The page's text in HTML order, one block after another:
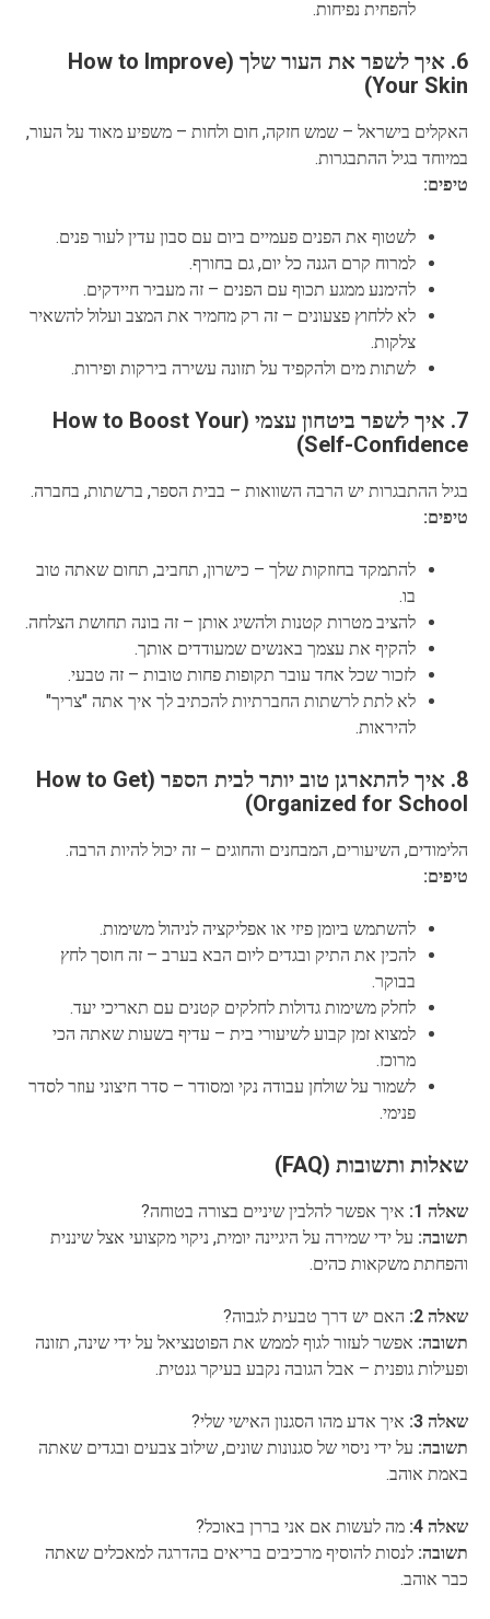
להפחית נפיחות.
6. איך לשפר את העור שלך (How to Improve
Your Skin)
האקלים בישראל – שמש חזקה, חום ולחות – משפיע מאוד על העור,
במיוחד בגיל ההתבגרות.
טיפים:
לשטוף את הפנים פעמיים ביום עם סבון עדין לעור פנים.
למרוח קרם הגנה כל יום, גם בחורף.
להימנע ממגע תכוף עם הפנים – זה מעביר חיידקים.
לא ללחוץ פצעונים – זה רק מחמיר את המצב ועלול להשאיר
צלקות.
לשתות מים ולהקפיד על תזונה עשירה בירקות ופירות.
7. איך לשפר ביטחון עצמי (How to Boost Your
Self-Confidence)
בגיל ההתבגרות יש הרבה השוואות – בבית הספר, ברשתות, בחברה.
טיפים:
להתמקד בחוזקות שלך – כישרון, תחביב, תחום שאתה טוב
בו.
להציב מטרות קטנות ולהשיג אותן – זה בונה תחושת הצלחה.
להקיף את עצמך באנשים שמעודדים אותך.
לזכור שכל אחד עובר תקופות פחות טובות – זה טבעי.
לא לתת לרשתות החברתיות להכתיב לך איך אתה "צריך"
להיראות.
8. איך להתארגן טוב יותר לבית הספר (How to Get
Organized for School)
הלימודים, השיעורים, המבחנים והחוגים – זה יכול להיות הרבה.
טיפים:
להשתמש ביומן פיזי או אפליקציה לניהול משימות.
להכין את התיק ובגדים ליום הבא בערב – זה חוסך לחץ
בבוקר.
לחלק משימות גדולות לחלקים קטנים עם תאריכי יעד.
למצוא זמן קבוע לשיעורי בית – עדיף בשעות שאתה הכי
מרוכז.
לשמור על שולחן עבודה נקי ומסודר – סדר חיצוני עוזר לסדר
פנימי.
שאלות ותשובות (FAQ)
שאלה 1:
איך אפשר להלבין שיניים בצורה בטוחה?
תשובה: על ידי שמירה על היגיינה יומית, ניקוי מקצועי אצל שיננית
והפחתת משקאות כהים.
שאלה 2:
האם יש דרך טבעית לגבוה?
תשובה: אפשר לעזור לגוף לממש את הפוטנציאל על ידי שינה, תזונה
ופעילות גופנית – אבל הגובה נקבע בעיקר גנטית.
שאלה 3:
איך אדע מהו הסגנון האישי שלי?
תשובה: על ידי ניסוי של סגנונות שונים, שילוב צבעים ובגדים שאתה
באמת אוהב.
שאלה 4:
מה לעשות אם אני בררן באוכל?
תשובה: לנסות להוסיף מרכיבים בריאים בהדרגה למאכלים שאתה
כבר אוהב.